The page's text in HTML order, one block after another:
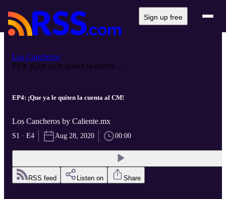
Sign up free
Los Cancheros
EP4: ¡Que ya le quiten la cuenta ...
EP4: ¡Que ya le quiten la cuenta al CM!
Los Cancheros by Caliente.mx
S1 · E4 Aug 28, 2020 00:00
RSS feed Listen on Share